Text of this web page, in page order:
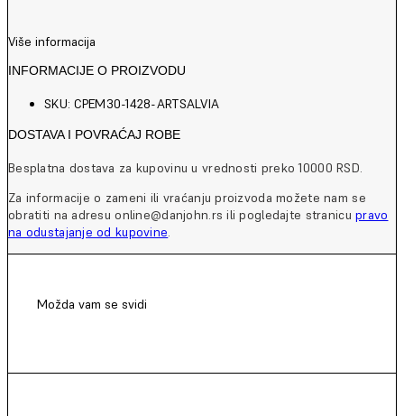
Više informacija
INFORMACIJE O PROIZVODU
SKU: CPEM30-1428-ARTSALVIA
DOSTAVA I POVRAĆAJ ROBE
Besplatna dostava za kupovinu u vrednosti preko 10000 RSD.
Za informacije o zameni ili vraćanju proizvoda možete nam se
obratiti na adresu online@danjohn.rs ili pogledajte stranicupravo
na odustajanje od kupovine.
Možda vam se svidi